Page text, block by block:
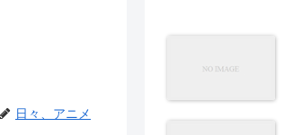
日々、アニメ